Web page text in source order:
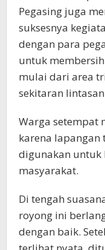
Pegasing juga
suksesnya
dengan para
untuk
mulai dari area
sekitaran
Warga setempat
karena lapangan
digunakan untuk
masyarakat.
Di tengah
royong ini
dengan baik.